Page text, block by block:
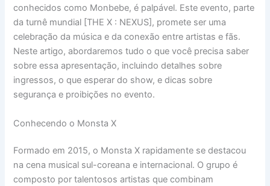
conhecidos como Monbebe, é palpável. Este evento, parte
da turnê mundial [THE X : NEXUS], promete ser uma
celebração da música e da conexão entre artistas e fãs.
Neste artigo, abordaremos tudo o que você precisa saber
sobre essa apresentação, incluindo detalhes sobre
ingressos, o que esperar do show, e dicas sobre
segurança e proibições no evento.
Conhecendo o Monsta X
Formado em 2015, o Monsta X rapidamente se destacou
na cena musical sul-coreana e internacional. O grupo é
composto por talentosos artistas que combinam